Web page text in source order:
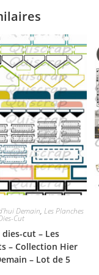
Demain, Les Planches
Cut
cut – Les
– Collection Hier
– Lot de 5